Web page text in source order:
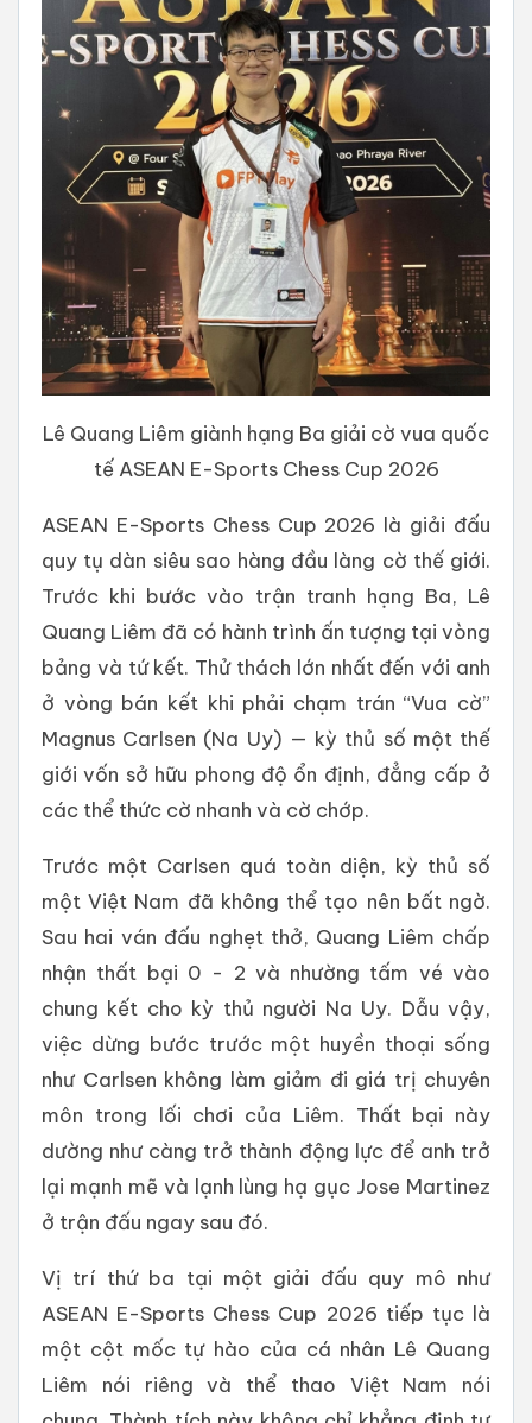
Lê Quang Liêm giành hạng Ba giải cờ vua quốc
tế ASEAN E-Sports Chess Cup 2026
ASEAN E-Sports Chess Cup 2026 là giải đấu
quy tụ dàn siêu sao hàng đầu làng cờ thế giới.
Trước khi bước vào trận tranh hạng Ba, Lê
Quang Liêm đã có hành trình ấn tượng tại vòng
bảng và tứ kết. Thử thách lớn nhất đến với anh
ở vòng bán kết khi phải chạm trán “Vua cờ”
Magnus Carlsen (Na Uy) — kỳ thủ số một thế
giới vốn sở hữu phong độ ổn định, đẳng cấp ở
các thể thức cờ nhanh và cờ chớp.
Trước một Carlsen quá toàn diện, kỳ thủ số
một Việt Nam đã không thể tạo nên bất ngờ.
Sau hai ván đấu nghẹt thở, Quang Liêm chấp
nhận thất bại 0 - 2 và nhường tấm vé vào
chung kết cho kỳ thủ người Na Uy. Dẫu vậy,
việc dừng bước trước một huyền thoại sống
như Carlsen không làm giảm đi giá trị chuyên
môn trong lối chơi của Liêm. Thất bại này
dường như càng trở thành động lực để anh trở
lại mạnh mẽ và lạnh lùng hạ gục Jose Martinez
ở trận đấu ngay sau đó.
Vị trí thứ ba tại một giải đấu quy mô như
ASEAN E-Sports Chess Cup 2026 tiếp tục là
một cột mốc tự hào của cá nhân Lê Quang
Liêm nói riêng và thể thao Việt Nam nói